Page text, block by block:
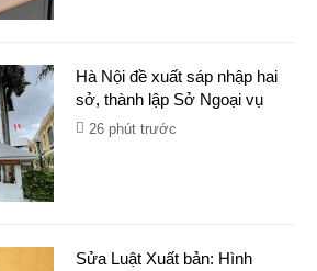
Hà Nội đề xuất sáp nhập hai
sở, thành lập Sở Ngoại vụ
26 phút trước
Sửa Luật Xuất bản: Hình